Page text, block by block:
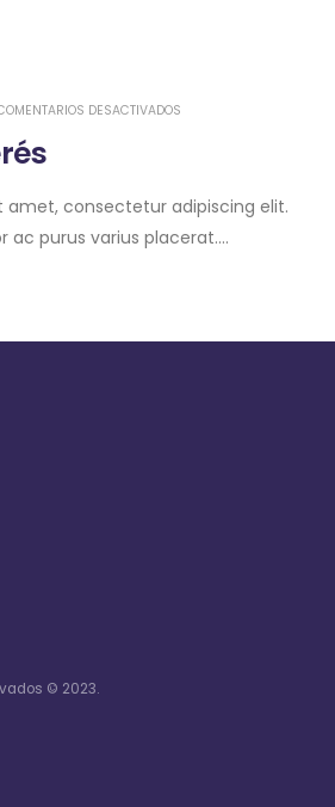
DESACTIVADOS
amet, consectetur adipiscing elit.
ac purus varius placerat....
© 2023.